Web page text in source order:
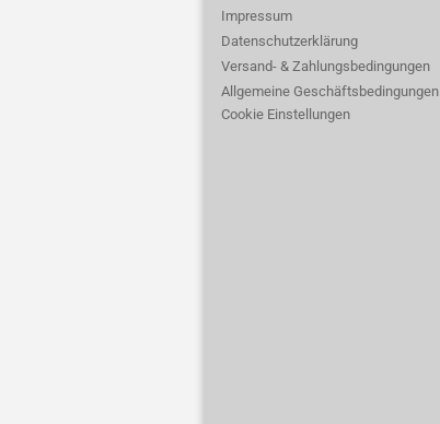
Impressum
Datenschutzerklärung
Versand- & Zahlungsbedingungen
Allgemeine Geschäftsbedingungen
Cookie Einstellungen